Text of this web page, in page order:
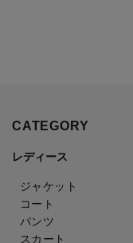
CATEGORY
レディース
ジャケット
コート
パンツ
スカート